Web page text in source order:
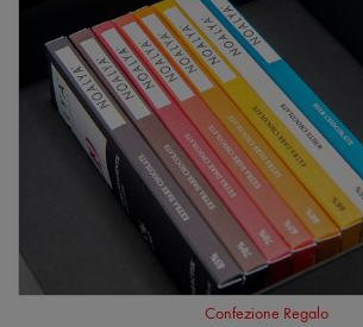
Confezione Regalo